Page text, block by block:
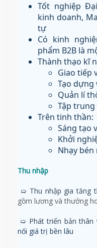
Tốt nghiệp
kinh doanh,
tự
Có kinh
phẩm B2B là
Thành thạo kĩ
Giao tiếp
Tạo dựng
Quản lí
Tập
Trên tinh thần:
Sáng tạo
Khởi
Nhạy
Thu nhập
➯ Thu nhập gia tăng
gồm lương và thưởng
➯ Phát triển bản thân
nối giá trị bền lâu